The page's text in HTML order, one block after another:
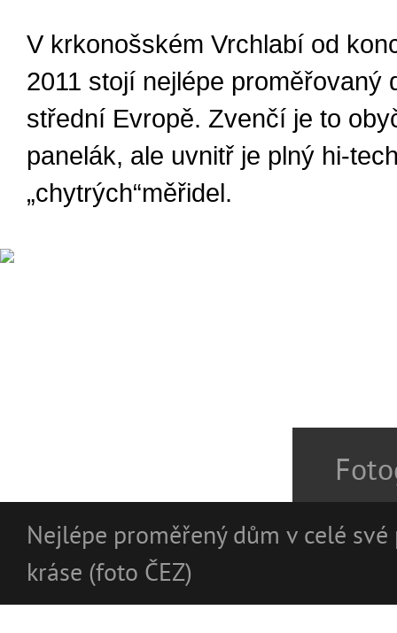
V krkonošském Vrchlabí od
2011 stojí nejlépe proměřovaný
střední Evropě. Zvenčí je to
panelák, ale uvnitř je plný
„chytrých“měřidel.
Nejlépe proměřený dům v celé
kráse (foto ČEZ)